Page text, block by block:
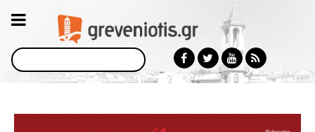
Αναζήτηση